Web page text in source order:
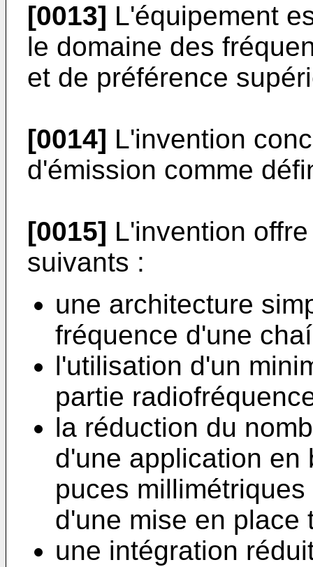
[0013] L'équipement
le domaine des
et de préférence
[0014] L'invention
d'émission comme
[0015] L'invention
suivants :
une architecture
fréquence d'une
l'utilisation d'un
partie
la réduction du
d'une application en
puces
d'une mise en place
une intégration